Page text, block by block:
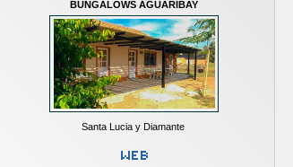
BUNGALOWS AGUARIBAY
Santa Lucia y Diamante